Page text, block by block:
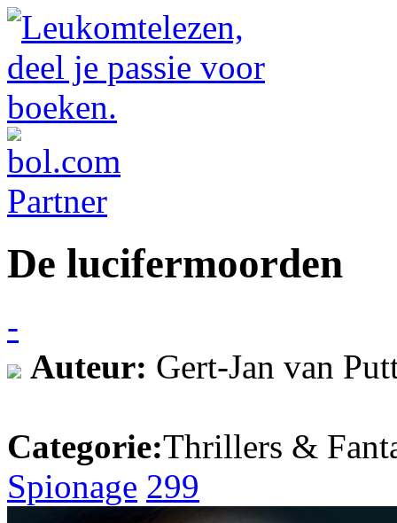
De lucifermoorden
-
Auteur: Gert-Jan van
Categorie:Thrillers &
Spionage 299